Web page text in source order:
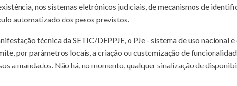
nos sistemas eletrônicos judiciais, de mecanismos de
automatizado dos pesos previstos.
técnica da SETIC/DEPPJE, o PJe - sistema de uso nacional
por parâmetros locais, a criação ou customização de
a mandados. Não há, no momento, qualquer sinalização de